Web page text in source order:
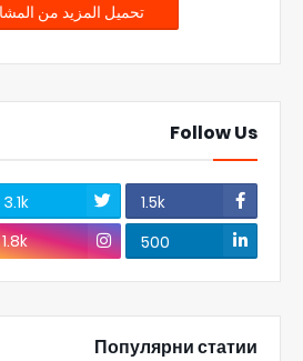
تحميل المزيد من
Follow Us
1.5k
3.1k
500
1.8k
Популярни статии